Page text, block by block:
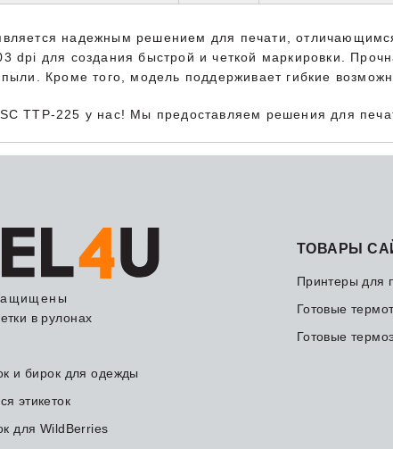
надежным решением для печати,
dpi для создания быстрой и четкой маркировки.
пыли. Кроме того, модель поддерживает гибкие
TTP-225 у нас! Мы предоставляем решения для
в рулонах
и бирок для одежды
этикеток
для WildBerries
ТОВАРЫ
Принтеры для
Готовые
Готовые